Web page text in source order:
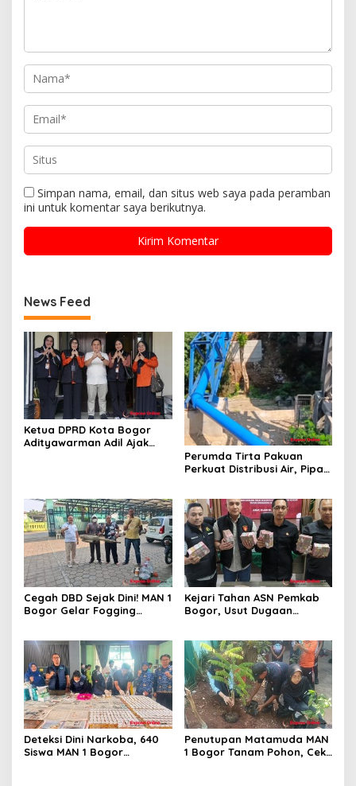
Simpan nama, email, dan situs web saya pada peramban
ini untuk komentar saya berikutnya.
News Feed
Ketua DPRD Kota Bogor
Adityawarman Adil Ajak
Perumda Tirta Pakuan
Perkuat Distribusi Air, Pipa
Cegah DBD Sejak Dini! MAN 1
Bogor Gelar Fogging
Kejari Tahan ASN Pemkab
Bogor, Usut Dugaan
Deteksi Dini Narkoba, 640
Siswa MAN 1 Bogor
Penutupan Matamuda MAN
1 Bogor Tanam Pohon, Cek